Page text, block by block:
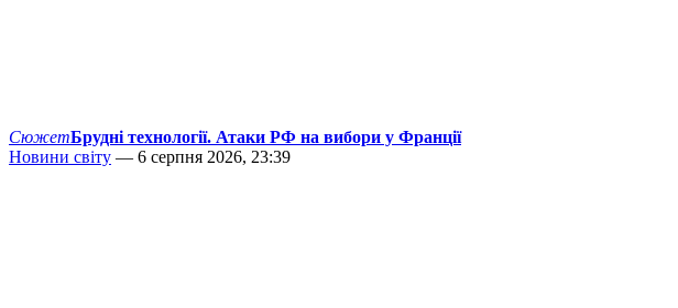
СюжетБрудні технології. Атаки РФ на вибори у Франції
Новини світу — 6 серпня 2026, 23:39